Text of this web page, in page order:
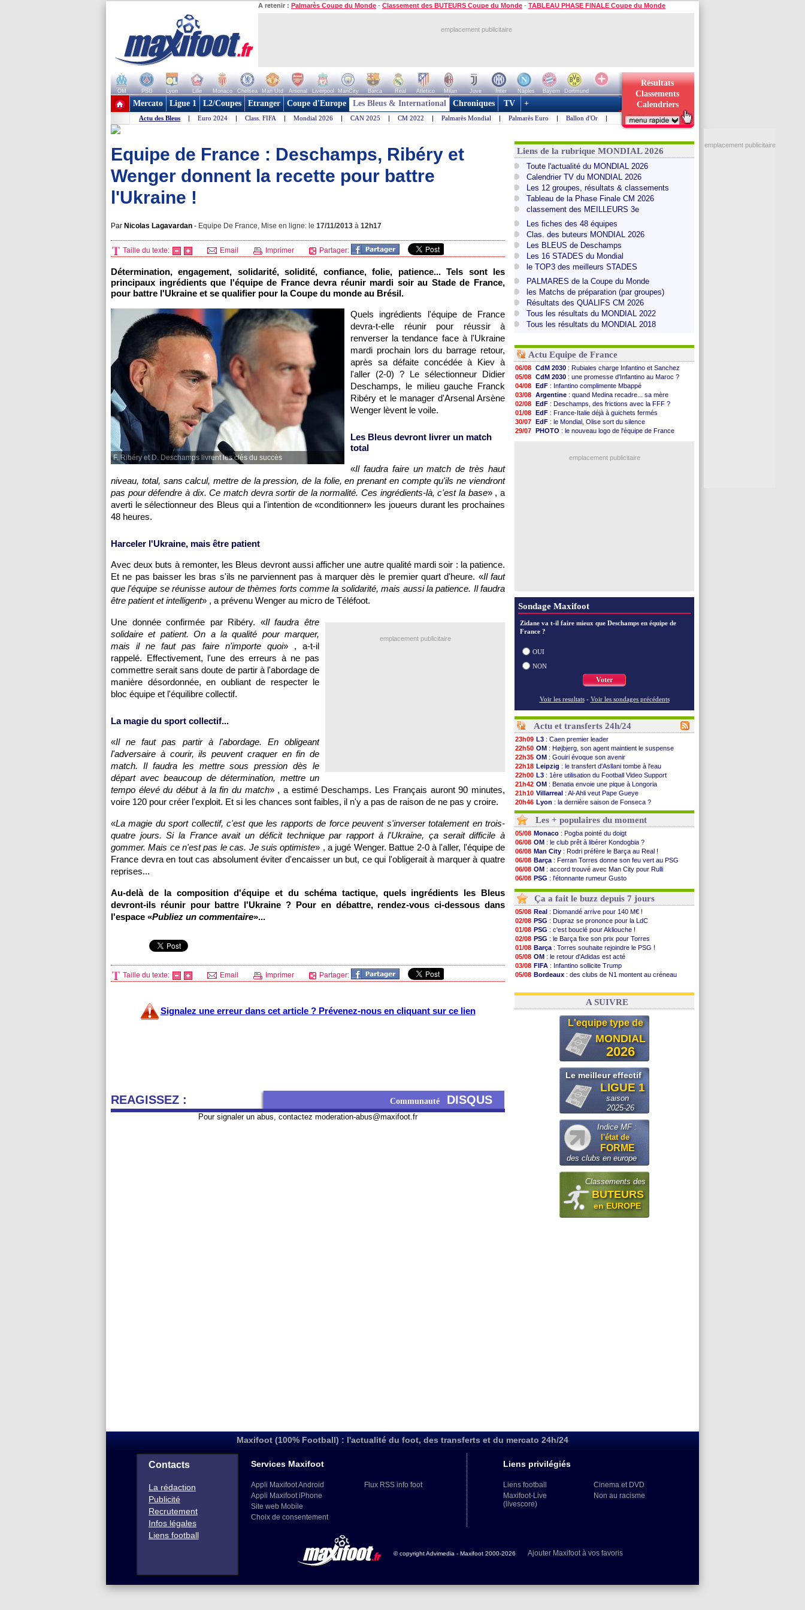
A retenir : Palmarès Coupe du Monde - Classement des BUTEURS Coupe du Monde - TABLEAU PHASE FINALE Coupe du Monde
emplacement publicitaire
OM PSG Lyon Lille Monaco Chelsea Man Utd Arsenal Liverpool ManCity Barca Real Atletico Milan Juve Inter Naples Bayern
Dortmund
+ de clubs
Résultats
Classements
Calendriers
Mercato Ligue 1 L2/Coupes Etranger Coupe d'Europe Les Bleus & International Chroniques TV +
Actu des Bleus | Euro 2024 | Class. FIFA | Mondial 2026 | CAN 2025 | CM 2022 | Palmarès Mondial | Palmarès Euro | Ballon d'Or |
Equipe de France : Deschamps, Ribéry et
Wenger donnent la recette pour battre
l'Ukraine !
Par Nicolas Lagavardan - Equipe De France, Mise en ligne: le 17/11/2013 à 12h17
Taille du texte: Email Imprimer Partager:
Détermination, engagement, solidarité, solidité, confiance, folie, patience... Tels sont les
principaux ingrédients que l'équipe de France devra réunir mardi soir au Stade de France,
pour battre l'Ukraine et se qualifier pour la Coupe du monde au Brésil.
F. Ribéry et D. Deschamps livrent les clés du succès
Quels ingrédients l'équipe de France
devra-t-elle réunir pour réussir à
renverser la tendance face à l'Ukraine
mardi prochain lors du barrage retour,
après sa défaite concédée à Kiev à
l'aller (2-0) ? Le sélectionneur Didier
Deschamps, le milieu gauche Franck
Ribéry et le manager d'Arsenal Arsène
Wenger lèvent le voile.
Les Bleus devront livrer un match
total
«Il faudra faire un match de très haut
niveau, total, sans calcul, mettre de la pression, de la folie, en prenant en compte qu'ils ne viendront
pas pour défendre à dix. Ce match devra sortir de la normalité. Ces ingrédients-là, c'est la base» , a
averti le sélectionneur des Bleus qui a l'intention de «conditionner» les joueurs durant les prochaines
48 heures.
Harceler l'Ukraine, mais être patient
Avec deux buts à remonter, les Bleus devront aussi afficher une autre qualité mardi soir : la patience.
Et ne pas baisser les bras s'ils ne parviennent pas à marquer dès le premier quart d'heure. «Il faut
que l'équipe se réunisse autour de thèmes forts comme la solidarité, mais aussi la patience. Il faudra
être patient et intelligent» , a prévenu Wenger au micro de Téléfoot.
emplacement publicitaire
Une donnée confirmée par Ribéry. «Il faudra être
solidaire et patient. On a la qualité pour marquer,
mais il ne faut pas faire n'importe quoi» , a-t-il
rappelé. Effectivement, l'une des erreurs à ne pas
commettre serait sans doute de partir à l'abordage de
manière désordonnée, en oubliant de respecter le
bloc équipe et l'équilibre collectif.
La magie du sport collectif...
«Il ne faut pas partir à l'abordage. En obligeant
l'adversaire à courir, ils peuvent craquer en fin de
match. Il faudra les mettre sous pression dès le
départ avec beaucoup de détermination, mettre un
tempo élevé du début à la fin du match» , a estimé Deschamps. Les Français auront 90 minutes,
voire 120 pour créer l'exploit. Et si les chances sont faibles, il n'y a pas de raison de ne pas y croire.
«La magie du sport collectif, c'est que les rapports de force peuvent s'inverser totalement en trois-
quatre jours. Si la France avait un déficit technique par rapport à l'Ukraine, ça serait difficile à
gommer. Mais ce n'est pas le cas. Je suis optimiste» , a jugé Wenger. Battue 2-0 à l'aller, l'équipe de
France devra en tout cas absolument éviter d'encaisser un but, ce qui l'obligerait à marquer à quatre
reprises...
Au-delà de la composition d'équipe et du schéma tactique, quels ingrédients les Bleus
devront-ils réunir pour battre l'Ukraine ? Pour en débattre, rendez-vous ci-dessous dans
l'espace «Publiez un commentaire»...
Taille du texte: Email Imprimer Partager:
Signalez une erreur dans cet article ? Prévenez-nous en cliquant sur ce lien
REAGISSEZ : Communauté DISQUS
Pour signaler un abus, contactez moderation-abus@maxifoot.fr
Liens de la rubrique MONDIAL 2026
Toute l'actualité du MONDIAL 2026
Calendrier TV du MONDIAL 2026
Les 12 groupes, résultats & classements
Tableau de la Phase Finale CM 2026
classement des MEILLEURS 3e
Les fiches des 48 équipes
Clas. des buteurs MONDIAL 2026
Les BLEUS de Deschamps
Les 16 STADES du Mondial
le TOP3 des meilleurs STADES
PALMARES de la Coupe du Monde
les Matchs de préparation (par groupes)
Résultats des QUALIFS CM 2026
Tous les résultats du MONDIAL 2022
Tous les résultats du MONDIAL 2018
Actu Equipe de France
06/08 CdM 2030 : Rubiales charge Infantino et Sanchez
05/08 CdM 2030 : une promesse d'Infantino au Maroc ?
04/08 EdF : Infantino complimente Mbappé
03/08 Argentine : quand Medina recadre... sa mère
02/08 EdF : Deschamps, des frictions avec la FFF ?
01/08 EdF : France-Italie déjà à guichets fermés
30/07 EdF : le Mondial, Olise sort du silence
29/07 PHOTO : le nouveau logo de l'équipe de France
: Zidane pense déjà à un retour de Mendy
emplacement publicitaire
Sondage Maxifoot
Zidane va t-il faire mieux que Deschamps en équipe de
France ?
OUI
NON
Voter
Voir les resultats - Voir les sondages précédents
Actu et transferts 24h/24
23h09 L3 : Caen premier leader
22h50 OM : Højbjerg, son agent maintient le suspense
22h35 OM : Gouiri évoque son avenir
22h18 Leipzig : le transfert d'Asllani tombe à l'eau
22h00 L3 : 1ère utilisation du Football Video Support
21h42 OM : Benatia envoie une pique à Longoria
21h10 Villarreal : Al-Ahli veut Pape Gueye
20h46 Lyon : la dernière saison de Fonseca ?
20h30 OM: un nouveau prétendant pour Højbjerg
20h01
Brest: un gardien norvégien en approche ?
19h18 OM: McCourt a versé 120 M€ en 2026
19h09
PSG: 4 retours dans le groupe face à Man Utd ...
18h48
Nice: Kevin Carlos va partir en Italie
18h37
L1: prison avec sursis requis contre un arbitre
18h29
Leganés: c'est signé pour Luca Zidane (off.)
17h58
Atletico: Ruggeri en route pour Aston Villa
17h46
Monaco: Filipe Luis soutient Biereth
17h32 Lyon: Mangala prêté à Getafe (officiel)
17h16
PSG: Nsoki va signer en Croatie
16h59
Arsenal: Naples vise Gabriel Jesus
16h37
Real : Mastantuono prêté à la Fiorentina (off.)
16h33
Man City: accord avec le Barça pour Rodri ?
16h27
Rennes: Haise a prolongé (officiel)
16h22
Palace: Tomiyasu a convaincu (officiel)
Voir les brèves précédentes
Les + populaires du moment
05/08 Monaco : Pogba pointé du doigt
06/08 OM : le club prêt à libérer Kondogbia ?
06/08 Man City : Rodri préfère le Barça au Real !
06/08 Barça : Ferran Torres donne son feu vert au PSG
06/08 OM : accord trouvé avec Man City pour Rulli
06/08 PSG : l'étonnante rumeur Gusto
06/08
Ouganda: Owori battu à mort à Kampala
Ça a fait le buzz depuis 7 jours
05/08 Real : Diomandé arrive pour 140 M€ !
02/08 PSG : Dupraz se prononce pour la LdC
01/08 PSG : c'est bouclé pour Akliouche !
02/08 PSG : le Barça fixe son prix pour Torres
01/08 Barça : Torres souhaite rejoindre le PSG !
05/08 OM : le retour d'Adidas est acté
03/08 FIFA : Infantino sollicite Trump
05/08 Bordeaux : des clubs de N1 montent au créneau
03/08 Real: le démenti de Leipzig pour Diomandé
A SUIVRE
L'equipe type de
MONDIAL
2026
Le meilleur effectif
LIGUE 1
saison
2025-26
Indice MF :
l'état de
FORME
des clubs en europe
Classements des
BUTEURS
en EUROPE
emplacement publicitaire
Maxifoot (100% Football) : l'actualité du foot, des transferts et du mercato 24h/24
Contacts
La rédaction
Publicité
Recrutement
Infos légales
Liens football
Services Maxifoot
Appli Maxifoot Android
Appli Maxifoot iPhone
Site web Mobile
Choix de consentement
Flux RSS info foot
Liens privilégiés
Liens football
Maxifoot-Live
(livescore)
Cinema et DVD
Non au racisme
© copyright Advimedia - Maxifoot 2000-2026 Ajouter Maxifoot à vos favoris